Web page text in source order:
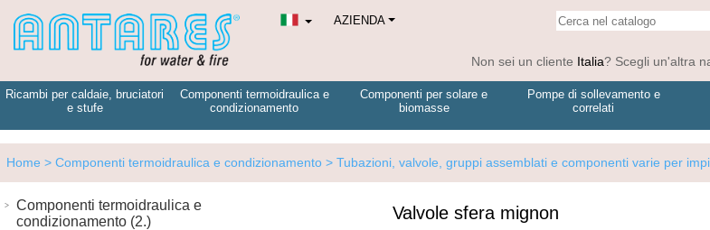
AZIENDA
Non sei un cliente Italia? Scegli un'altra
Ricambi per caldaie, bruciatori
e stufe
Componenti termoidraulica e
condizionamento
Componenti per solare e
biomasse
Pompe di sollevamento e
correlati
Home > Componenti termoidraulica e condizionamento > Tubazioni, valvole, gruppi assemblati e componenti varie per
Componenti termoidraulica e
condizionamento (2.)
Valvole sfera mignon